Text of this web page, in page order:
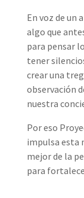
En voz de un
algo que
para pensar
tener
crear una
observación
nuestra
Por eso
impulsa esta
mejor de la
para